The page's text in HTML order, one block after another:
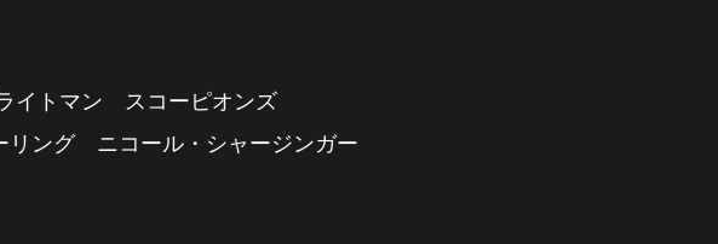
イトマン スコーピオンズ
ング ニコール・シャージンガー